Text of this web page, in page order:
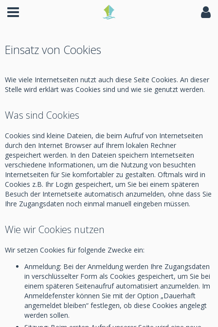
Einsatz von Cookies
Wie viele Internetseiten nutzt auch diese Seite Cookies. An dieser
Stelle wird erklärt was Cookies sind und wie sie genutzt werden.
Was sind Cookies
Cookies sind kleine Dateien, die beim Aufruf von Internetseiten
durch den Internet Browser auf Ihrem lokalen Rechner
gespeichert werden. In den Dateien speichern Internetseiten
verschiedene Informationen, um die Nutzung von besuchten
Internetseiten für Sie komfortabler zu gestalten. Oftmals wird in
Cookies z.B. Ihr Login gespeichert, um Sie bei einem späteren
Besuch der Internetseite automatisch anzumelden, ohne dass Sie
Ihre Zugangsdaten noch einmal manuell eingeben müssen.
Wie wir Cookies nutzen
Wir setzen Cookies für folgende Zwecke ein:
Anmeldung: Bei der Anmeldung werden Ihre Zugangsdaten
in verschlüsselter Form als Cookies gespeichert, um Sie bei
einem späteren Seitenaufruf automatisiert anzumelden. Im
Anmeldefenster können Sie mit der Option „Dauerhaft
angemeldet bleiben“ festlegen, ob diese Cookies angelegt
werden sollen.